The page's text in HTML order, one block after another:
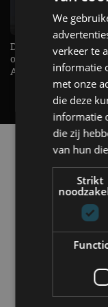
De Renault Twingo
opvallende
AutoRAI TV
Selecteer een
en
We
verkeer te
informatie
met onze
die deze
informatie
die zij
van hun
Strikt